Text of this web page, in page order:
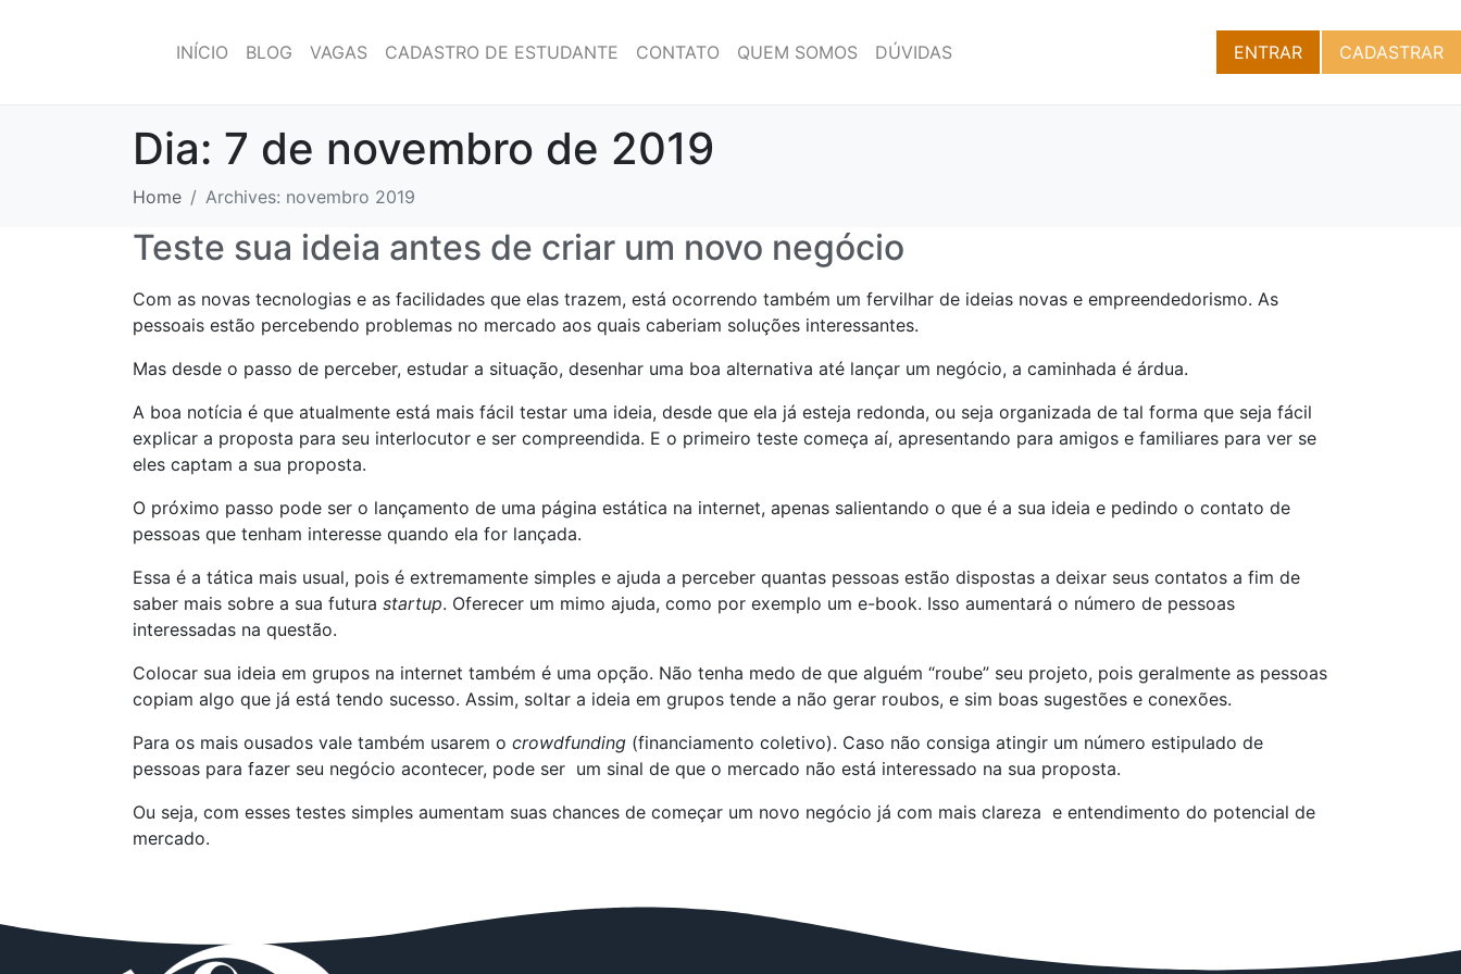
INÍCIO BLOG VAGAS CADASTRO DE ESTUDANTE CONTATO QUEM SOMOS DÚVIDAS ENTRAR CADASTRAR
Dia: 7 de novembro de 2019
Home Archives: novembro 2019
Teste sua ideia antes de criar um novo negócio
Com as novas tecnologias e as facilidades que elas trazem, está ocorrendo também um fervilhar de ideias novas e empreendedorismo. As
pessoais estão percebendo problemas no mercado aos quais caberiam soluções interessantes.
Mas desde o passo de perceber, estudar a situação, desenhar uma boa alternativa até lançar um negócio, a caminhada é árdua.
A boa notícia é que atualmente está mais fácil testar uma ideia, desde que ela já esteja redonda, ou seja organizada de tal forma que seja fácil
explicar a proposta para seu interlocutor e ser compreendida. E o primeiro teste começa aí, apresentando para amigos e familiares para ver se
eles captam a sua proposta.
O próximo passo pode ser o lançamento de uma página estática na internet, apenas salientando o que é a sua ideia e pedindo o contato de
pessoas que tenham interesse quando ela for lançada.
Essa é a tática mais usual, pois é extremamente simples e ajuda a perceber quantas pessoas estão dispostas a deixar seus contatos a fim de
saber mais sobre a sua futura startup. Oferecer um mimo ajuda, como por exemplo um e-book. Isso aumentará o número de pessoas
interessadas na questão.
Colocar sua ideia em grupos na internet também é uma opção. Não tenha medo de que alguém “roube” seu projeto, pois geralmente as pessoas
copiam algo que já está tendo sucesso. Assim, soltar a ideia em grupos tende a não gerar roubos, e sim boas sugestões e conexões.
Para os mais ousados vale também usarem o crowdfunding (financiamento coletivo). Caso não consiga atingir um número estipulado de
pessoas para fazer seu negócio acontecer, pode ser um sinal de que o mercado não está interessado na sua proposta.
Ou seja, com esses testes simples aumentam suas chances de começar um novo negócio já com mais clareza e entendimento do potencial de
mercado.